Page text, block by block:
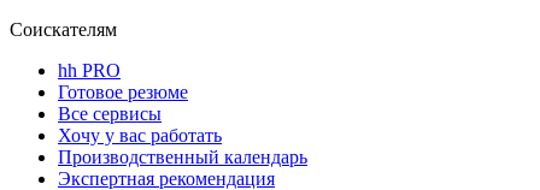
Соискателям
hh PRO
Готовое резюме
Все сервисы
Хочу у вас работать
Производственный календарь
Экспертная рекомендация